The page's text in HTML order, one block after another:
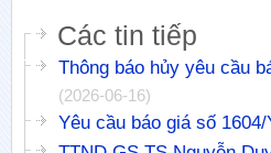
Các tin tiếp
Thông báo hủy yêu cầu
(2026-06-16)
Yêu cầu báo giá số